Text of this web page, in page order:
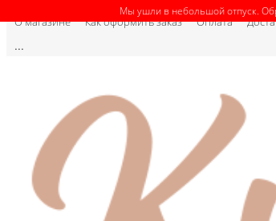
О магазине Как оформить заказ Оплата
...
Мы ушли в небольшой отпуск.